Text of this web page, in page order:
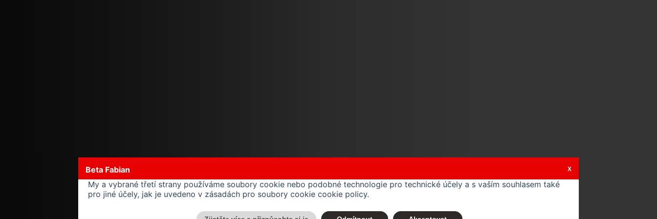
Beta Fabian
My a vybrané třetí strany používáme soubory cookie nebo podobné technologie pro technické účely a s vaším souhlasem také
pro jiné účely, jak je uvedeno v zásadách pro soubory cookie cookie policy.
X